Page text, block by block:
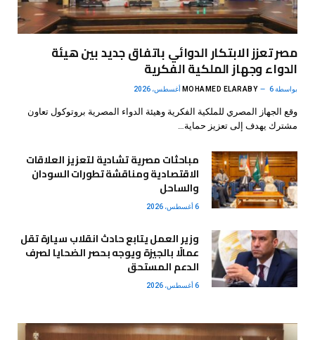
مصر تعزز الابتكار الدوائي باتفاق جديد بين هيئة
الدواء وجهاز الملكية الفكرية
بواسطة MOHAMED ELARABY 6 أغسطس، 2026
وقع الجهاز المصري للملكية الفكرية وهيئة الدواء المصرية بروتوكول تعاون
مشترك يهدف إلى تعزيز حماية…
مباحثات مصرية تشادية لتعزيز العلاقات
الاقتصادية ومناقشة تطورات السودان
والساحل
6 أغسطس، 2026
وزير العمل يتابع حادث انقلاب سيارة تقل
عمالًا بالجيزة ويوجه بحصر الضحايا لصرف
الدعم المستحق
6 أغسطس، 2026